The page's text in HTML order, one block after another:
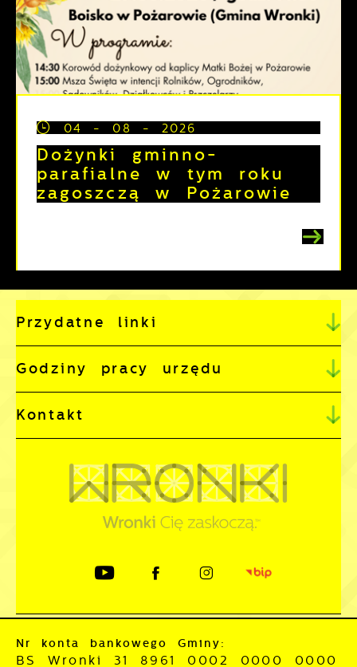
04 - 08 - 2026
Dożynki gminno-
parafialne w tym roku
zagoszczą w Pożarowie
Przydatne linki
Godziny pracy urzędu
Kontakt
Nr konta bankowego Gminy:
BS Wronki 31 8961 0002 0000 0000